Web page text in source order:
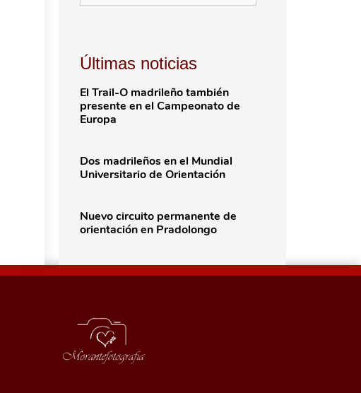
Últimas noticias
El Trail-O madrileño también
presente en el Campeonato de
Europa
Dos madrileños en el Mundial
Universitario de Orientación
Nuevo circuito permanente de
orientación en Pradolongo